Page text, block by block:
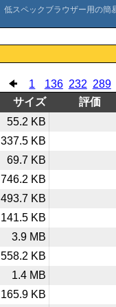
1 136 232 289
サイズ 評価
55.2 KB
337.5 KB
69.7 KB
746.2 KB
493.7 KB
141.5 KB
3.9 MB
558.2 KB
1.4 MB
165.9 KB